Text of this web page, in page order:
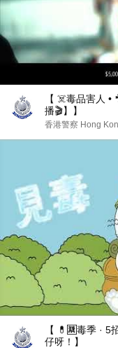
【 ☠️毒品害人 •
播🎬】】
香港警察 Hong
【 💊🈲毒季 · 5
仔呀！】